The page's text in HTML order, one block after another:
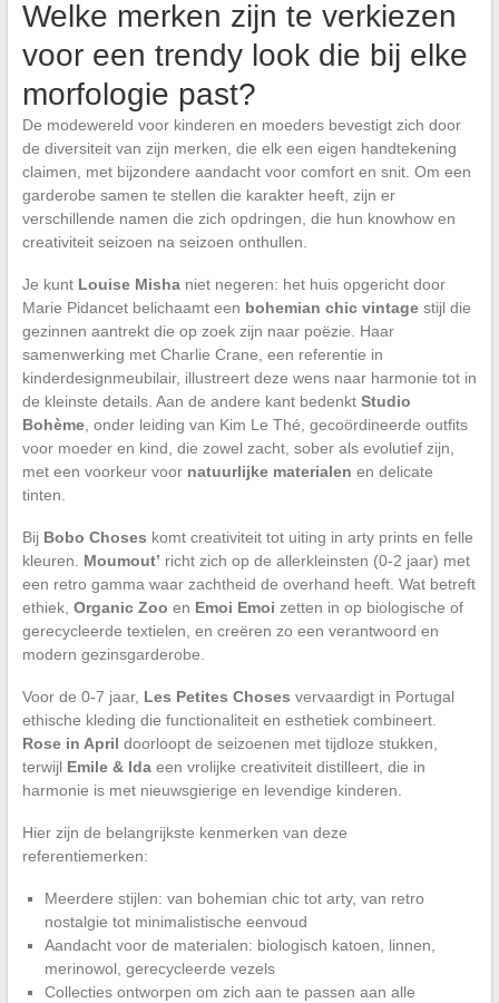
Welke merken zijn te verkiezen
voor een trendy look die bij elke
morfologie past?
De modewereld voor kinderen en moeders bevestigt zich door
de diversiteit van zijn merken, die elk een eigen handtekening
claimen, met bijzondere aandacht voor comfort en snit. Om een
garderobe samen te stellen die karakter heeft, zijn er
verschillende namen die zich opdringen, die hun knowhow en
creativiteit seizoen na seizoen onthullen.
Je kunt Louise Mishaniet negeren: het huis opgericht door
Marie Pidancet belichaamt een bohemian chic vintagestijl die
gezinnen aantrekt die op zoek zijn naar poëzie. Haar
samenwerking met Charlie Crane, een referentie in
kinderdesignmeubilair, illustreert deze wens naar harmonie tot in
de kleinste details. Aan de andere kant bedenkt Studio
Bohème, onder leiding van Kim Le Thé, gecoördineerde outfits
voor moeder en kind, die zowel zacht, sober als evolutief zijn,
met een voorkeur voor natuurlijke materialen en delicate
tinten.
Bij Bobo Choses komt creativiteit tot uiting in arty prints en felle
kleuren. Moumout’ richt zich op de allerkleinsten (0-2 jaar) met
een retro gamma waar zachtheid de overhand heeft. Wat betreft
ethiek, Organic Zoo en Emoi Emoi zetten in op biologische of
gerecycleerde textielen, en creëren zo een verantwoord en
modern gezinsgarderobe.
Voor de 0-7 jaar, Les Petites Choses vervaardigt in Portugal
ethische kleding die functionaliteit en esthetiek combineert.
Rose in April doorloopt de seizoenen met tijdloze stukken,
terwijl Emile & Idaeen vrolijke creativiteit distilleert, die in
harmonie is met nieuwsgierige en levendige kinderen.
Hier zijn de belangrijkste kenmerken van deze
referentiemerken:
Meerdere stijlen: van bohemian chic tot arty, van retro
nostalgie tot minimalistische eenvoud
Aandacht voor de materialen: biologisch katoen, linnen,
merinowol, gerecycleerde vezels
Collecties ontworpen om zich aan te passen aan alle